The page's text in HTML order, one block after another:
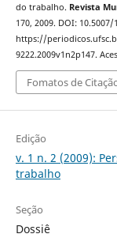
do trabalho. Revista
170, 2009. DOI:
https://
9222.2009v1n2p147.
Fomatos de
Edição
v. 1 n. 2 (2009):
trabalho
Seção
Dossiê